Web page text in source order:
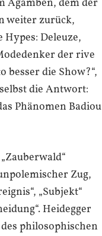
Agamben, dem der
weiter zurück,
Deleuze,
der rive
besser die Show?“,
die Antwort:
Phänomen Badiou
Zug,
„Subjekt“
Heidegger
philosophischen